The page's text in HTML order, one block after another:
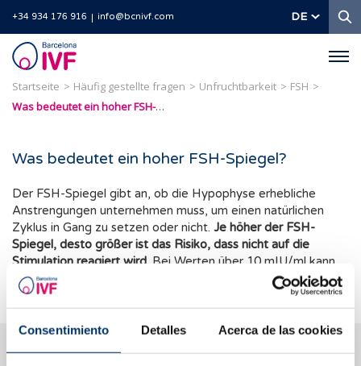
Consentimiento Detalles Acerca de las cookies
+34 934 176 916 info@bcnivf.com DE
Barcelona
IVF
Startseite Häufig gestellte fragen Unfruchtbarkeit
FSH
Was bedeutet ein hoher FSH-Spiegel?
Was bedeutet ein hoher FSH-Spiegel?
Der FSH-Spiegel gibt an, ob die Hypophyse erhebliche
Anstrengungen unternehmen muss, um einen natürlichen
Zyklus in Gang zu setzen oder nicht. Je höher der FSH-
Spiegel, desto größer ist das Risiko, dass nicht auf die
Stimulation reagiert wird. Bei Werten über 10 mIU/ml kann
von einer niedrigen Eizellreserve ausgegangen werden.
Wir beantworten Ihre Fragen